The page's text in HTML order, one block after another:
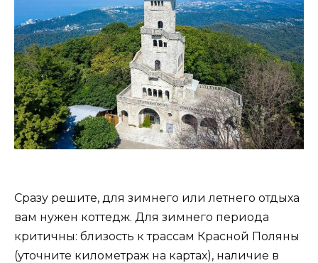
Сразу решите, для зимнего или летнего отдыха
вам нужен коттедж. Для зимнего периода
критичны: близость к трассам Красной Поляны
(уточните километраж на картах), наличие в